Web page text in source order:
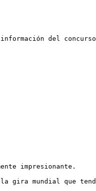
del
impresionante.
la gira mundial que